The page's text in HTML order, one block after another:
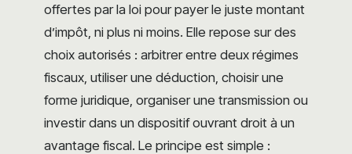
offertes par la loi pour payer le juste montant
d’impôt, ni plus ni moins. Elle repose sur des
choix autorisés : arbitrer entre deux régimes
fiscaux, utiliser une déduction, choisir une
forme juridique, organiser une transmission ou
investir dans un dispositif ouvrant droit à un
avantage fiscal. Le principe est simple :